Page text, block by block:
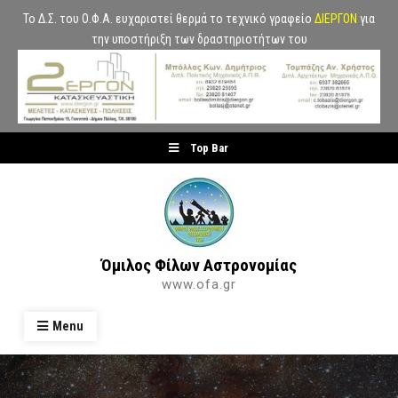
Το Δ.Σ. του Ο.Φ.Α. ευχαριστεί θερμά το τεχνικό γραφείο ΔΙΕΡΓΟΝ για
την υποστήριξη των δραστηριοτήτων του
to
Top Bar
Όμιλος Φίλων Αστρονομίας
www.ofa.gr
Menu